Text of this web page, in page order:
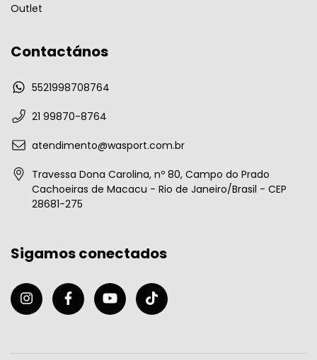
Outlet
Contactános
5521998708764
21 99870-8764
atendimento@wasport.com.br
Travessa Dona Carolina, nº 80, Campo do Prado
Cachoeiras de Macacu - Rio de Janeiro/Brasil - CEP
28681-275
Sigamos conectados